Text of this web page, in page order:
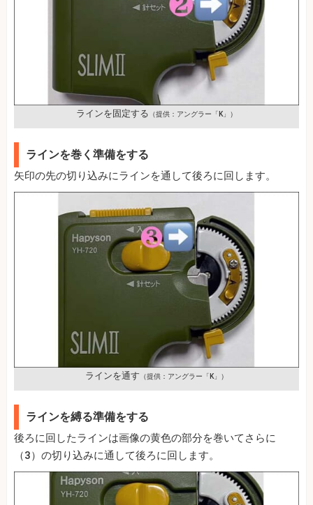
ラインを固定する （提供：アングラー「K」）
ラインを巻く準備をする
矢印の先の切り込みにラインを通して後ろに回します。
ラインを通す （提供：アングラー「K」）
ラインを縛る準備をする
後ろに回したラインは画像の黄色の部分を巻いてさらに
（3）の切り込みに通して後ろに回します。